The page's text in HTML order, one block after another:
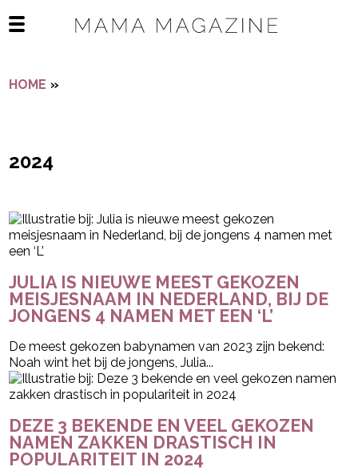
Open het mobiele menu
HOME »
2024
JULIA IS NIEUWE MEEST GEKOZEN
MEISJESNAAM IN NEDERLAND, BIJ DE
JONGENS 4 NAMEN MET EEN ‘L’
De meest gekozen babynamen van 2023 zijn bekend:
Noah wint het bij de jongens, Julia...
DEZE 3 BEKENDE EN VEEL GEKOZEN
NAMEN ZAKKEN DRASTISCH IN
POPULARITEIT IN 2024